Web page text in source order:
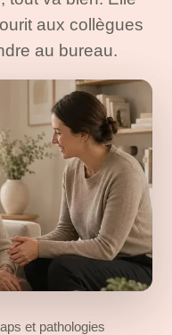
aux collègues
au bureau.
et pathologies